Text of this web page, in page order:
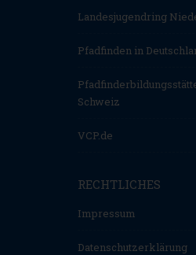
Landesjugendring
Pfadfinden in
Schweiz
VCP.de
RECHTLICHES
Impressum
Datenschutzerklärung